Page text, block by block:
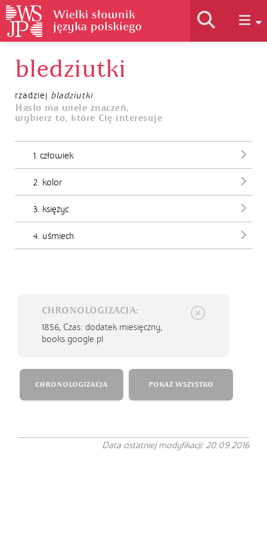
Historia słownika
Jak korzystać
bledziutki
rzadziej bladziutki
Hasło ma wiele znaczeń,
wybierz to, które Cię interesuje
1. człowiek
2. kolor
3. księżyc
4. uśmiech
CHRONOLOGIZACJA:
1856, Czas: dodatek miesięczny,
books.google.pl
CHRONOLOGIZACJA POKAŻ WSZYSTKO
Data ostatniej modyfikacji: 20.09.2016